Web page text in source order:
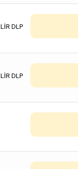
DLP
DLP